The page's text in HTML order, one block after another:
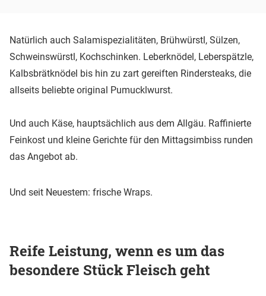
Natürlich auch Salamispezialitäten, Brühwürstl, Sülzen,
Schweinswürstl, Kochschinken. Leberknödel, Leberspätzle,
Kalbsbrätknödel bis hin zu zart gereiften Rindersteaks, die
allseits beliebte original Pumucklwurst.
Und auch Käse, hauptsächlich aus dem Allgäu. Raffinierte
Feinkost und kleine Gerichte für den Mittagsimbiss runden
das Angebot ab.
Und seit Neuestem: frische Wraps.
Reife Leistung, wenn es um das
besondere Stück Fleisch geht